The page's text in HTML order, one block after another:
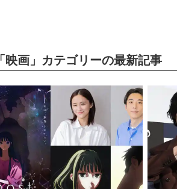
「映画」カテゴリーの最新記事